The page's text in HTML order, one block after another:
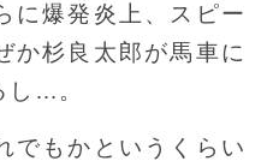
に爆発炎上、スピー
か杉良太郎が馬車に
し…。
でもかというくらい